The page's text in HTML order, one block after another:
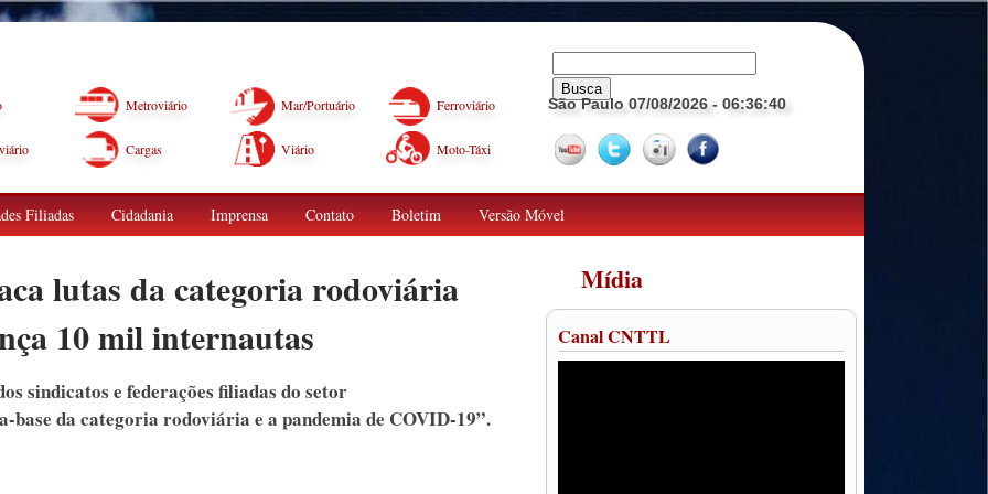
Metroviário Mar/Portuário Ferroviário
Cargas Viário Moto-Táxi
São Paulo 07/08/2026 - 06:36:42
Filiadas Cidadania Imprensa Contato Boletim Versão Móvel
lutas da categoria rodoviária
10 mil internautas
sindicatos e federações filiadas do setor
da categoria rodoviária e a pandemia de COVID-19”.
Mídia
Canal CNTTL